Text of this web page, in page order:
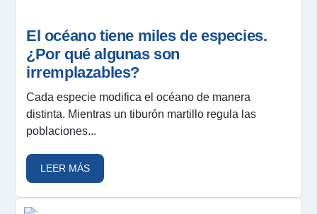
El océano tiene miles de especies.
¿Por qué algunas son
irremplazables?
Cada especie modifica el océano de manera
distinta. Mientras un tiburón martillo regula las
poblaciones...
LEER MÁS